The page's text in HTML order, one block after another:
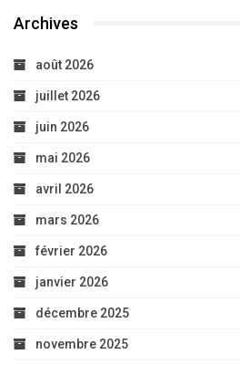
Archives
août 2026
juillet 2026
juin 2026
mai 2026
avril 2026
mars 2026
février 2026
janvier 2026
décembre 2025
novembre 2025